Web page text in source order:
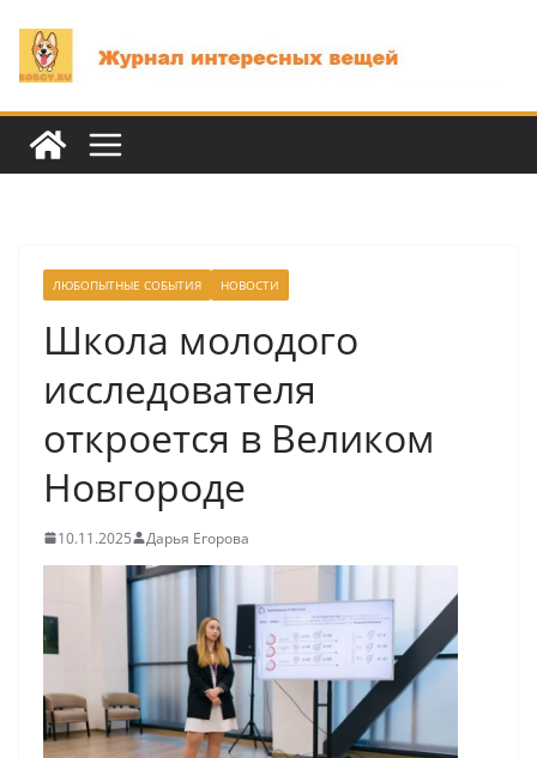
содержимому
ЛЮБОПЫТНЫЕ СОБЫТИЯ НОВОСТИ
Школа молодого
исследователя
откроется в Великом
Новгороде
10.11.2025 Дарья Егорова